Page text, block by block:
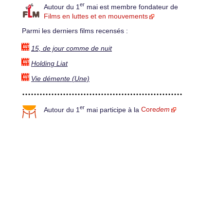
Autour du 1 er mai est membre fondateur de
Films en luttes et en mouvements
Parmi les derniers films recensés :
15, de jour comme de nuit
Holding Liat
Vie démente (Une)
Autour du 1 er mai participe à la Coredem